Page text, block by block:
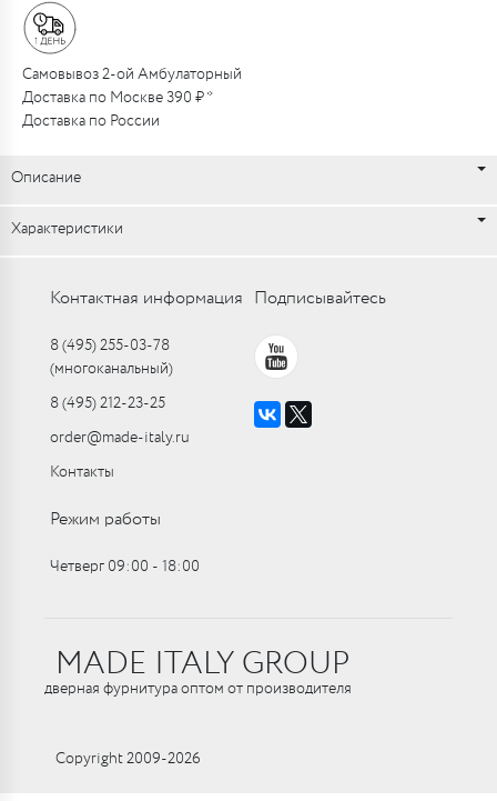
Самовывоз 2-ой Амбулаторный
Доставка по Москве 390 ₽ *
Доставка по России
Описание
Характеристики
Контактная информация
8 (495) 255-03-78
(многоканальный)
8 (495) 212-23-25
order@made-italy.ru
Контакты
Подписывайтесь
Режим работы
Четверг 09:00 ‑ 18:00
MADE ITALY GROUP
дверная фурнитура оптом от производителя
Copyright 2009-2026